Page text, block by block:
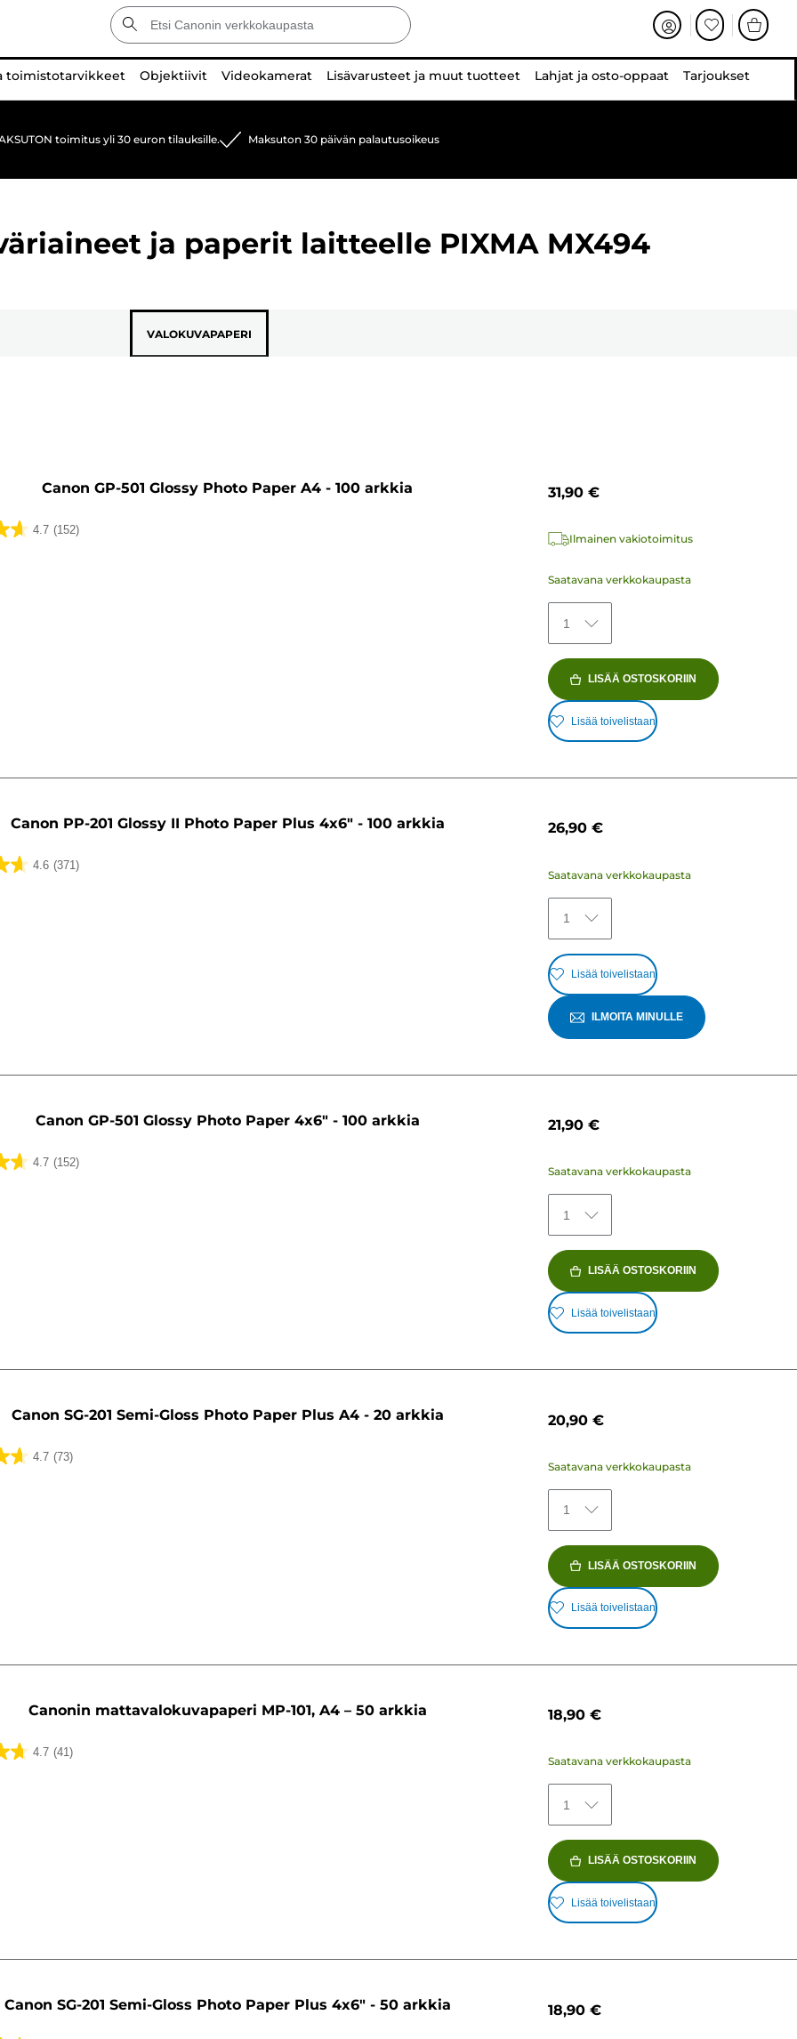
toimistotarvikkeet Objektiivit Videokamerat Lisävarusteet ja muut tuotteet Lahjat ja osto-oppaat Tarjoukset
toimitus yli 30 euron tilauksille. Maksuton 30 päivän palautusoikeus
ja paperit laitteelle PIXMA MX494
VALOKUVAPAPERI
Canon GP-501 Glossy Photo Paper A4 - 100 arkkia
4.7 (152)
31,90 €
Ilmainen vakiotoimitus
Saatavana verkkokaupasta
1
LISÄÄ OSTOSKORIIN
Lisää toivelistaan
Canon PP-201 Glossy II Photo Paper Plus 4x6" - 100 arkkia
4.6 (371)
26,90 €
Saatavana verkkokaupasta
1
Lisää toivelistaan
ILMOITA MINULLE
Canon GP-501 Glossy Photo Paper 4x6" - 100 arkkia
4.7 (152)
21,90 €
Saatavana verkkokaupasta
1
LISÄÄ OSTOSKORIIN
Lisää toivelistaan
Canon SG-201 Semi-Gloss Photo Paper Plus A4 - 20 arkkia
4.7 (73)
20,90 €
Saatavana verkkokaupasta
1
LISÄÄ OSTOSKORIIN
Lisää toivelistaan
Canonin mattavalokuvapaperi MP-101, A4 – 50 arkkia
4.7 (41)
18,90 €
Saatavana verkkokaupasta
1
LISÄÄ OSTOSKORIIN
Lisää toivelistaan
Canon SG-201 Semi-Gloss Photo Paper Plus 4x6" - 50 arkkia 18,90 €